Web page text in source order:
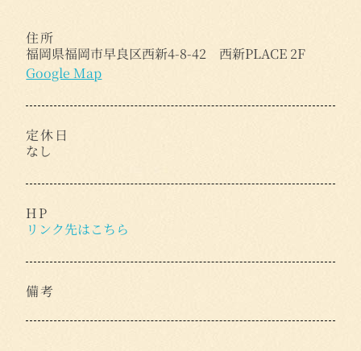
住所
福岡県福岡市早良区西新4-8-42 西新PLACE 2F
Google Map
定休日
なし
HP
リンク先はこちら
備考